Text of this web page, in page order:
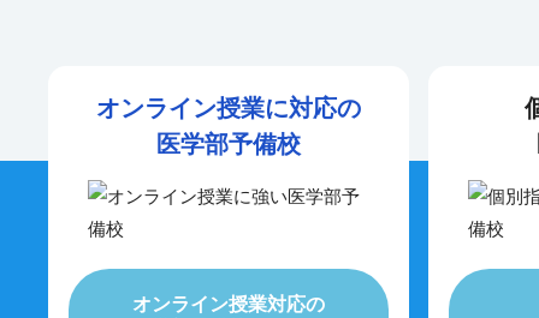
オンライン授業に対応の
医学部予備校
オンライン授業対応の